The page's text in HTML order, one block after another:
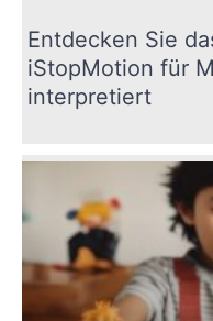
Entdecken Sie
iStopMotion für
interpretiert